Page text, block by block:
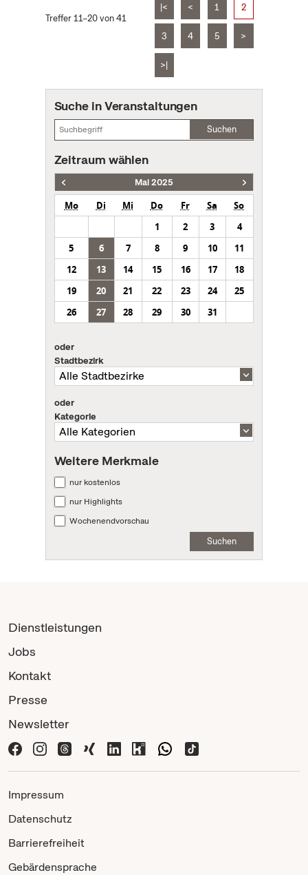
Treffer 11–20 von 41
|< < 1 2
3 4 5 >
>|
Suche in Veranstaltungen
Suchen
Zeitraum wählen
Mai 2025
Mo Di Mi Do Fr Sa
So
1
2 3
4
5
6 7 8 9 10
11
12
13 14 15 16 17
18
19
20 21 22 23 24
25
26
27 28 29 30 31
oder
Stadtbezirk
oder
Kategorie
Weitere Merkmale
nur kostenlos
nur Highlights
Wochenendvorschau
Suchen
Dienstleistungen
Jobs
Kontakt
Presse
Newsletter
Impressum
Datenschutz
Barrierefreiheit
Gebärdensprache